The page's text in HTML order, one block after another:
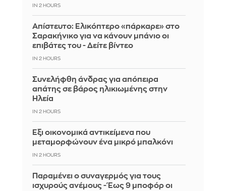
IN 2 HOURS
Απίστευτο: Ελικόπτερο «πάρκαρε» στο
Σαρακήνικο για να κάνουν μπάνιο οι
επιβάτες του - Δείτε βίντεο
IN 2 HOURS
Συνελήφθη άνδρας για απόπειρα
απάτης σε βάρος ηλικιωμένης στην
Ηλεία
IN 2 HOURS
Έξι οικονομικά αντικείμενα που
μεταμορφώνουν ένα μικρό μπαλκόνι
IN 2 HOURS
Παραμένει ο συναγερμός για τους
ισχυρούς ανέμους - Έως 9 μποφόρ οι